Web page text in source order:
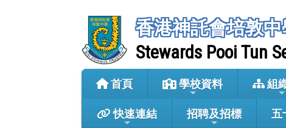
香港神託會培敦中
Stewards Pooi Tun
首頁 學校資料 組
快速連結 招聘及招標 五